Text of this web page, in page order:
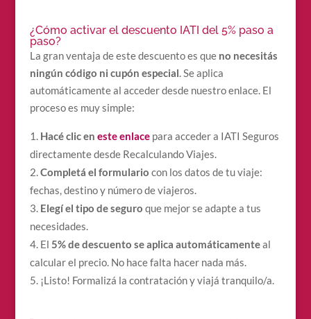
¿Cómo activar el descuento IATI del 5% paso a
paso?
La gran ventaja de este descuento es que no necesitás
ningún código ni cupón especial. Se aplica
automáticamente al acceder desde nuestro enlace. El
proceso es muy simple:
Hacé clic en este enlacepara acceder a IATI Seguros
directamente desde Recalculando Viajes.
Completá el formulario con los datos de tu viaje:
fechas, destino y número de viajeros.
Elegí el tipo de seguro que mejor se adapte a tus
necesidades.
El 5% de descuento se aplica automáticamenteal
calcular el precio. No hace falta hacer nada más.
¡Listo! Formalizá la contratación y viajá tranquilo/a.